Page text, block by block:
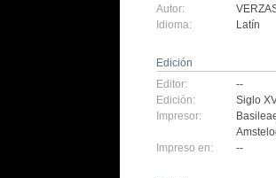
Autor:
Idioma:
Latín
Edición
Editor:
--
Edición:
Siglo
Impresor:
Impreso en:
--